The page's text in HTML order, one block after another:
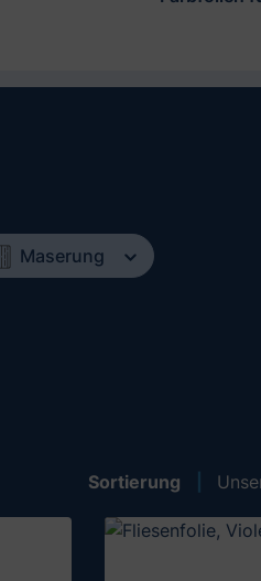
Maserung
Sortierung